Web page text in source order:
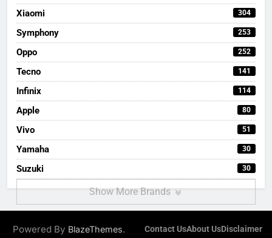
Xiaomi 304
Symphony 253
Oppo 252
Tecno 141
Infinix 114
Apple 80
Vivo 51
Yamaha 30
Suzuki 30
Show More Brands
Powered By BlazeThemes. Contact UsAbout UsDisclaimer